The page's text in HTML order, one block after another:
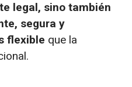
legal, sino también
segura y
flexible que la